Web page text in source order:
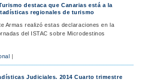
destaca que Canarias está a la
regionales de turismo
Armas realizó estas declaraciones en la
del ISTAC sobre Microdestinos
|
Judiciales. 2014 Cuarto trimestre